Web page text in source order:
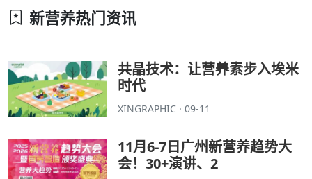
新营养热门资讯
共晶技术：让营养素步入埃米
时代
XINGRAPHIC · 09-11
11月6-7日广州新营养趋势大
会！30+演讲、2